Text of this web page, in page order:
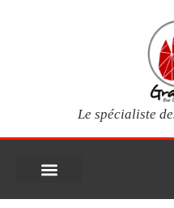
Le spécialiste